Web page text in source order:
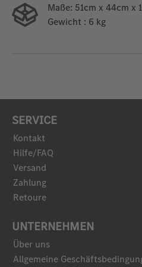
Maße: 51cm x 44cm x
Gewicht : 6 kg
SERVICE
Kontakt
Hilfe/FAQ
Versand
Zahlung
Retoure
UNTERNEHMEN
Über uns
Allgemeine